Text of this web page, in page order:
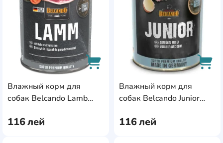
Влажный корм для
собак Belcando Lamb
116лей
AddCardToCart
Влажный корм для
собак Belcando Junior
116лей